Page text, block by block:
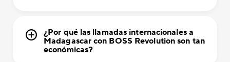
¿Por qué las llamadas internacionales a
Madagascar con BOSS Revolution son tan
económicas?